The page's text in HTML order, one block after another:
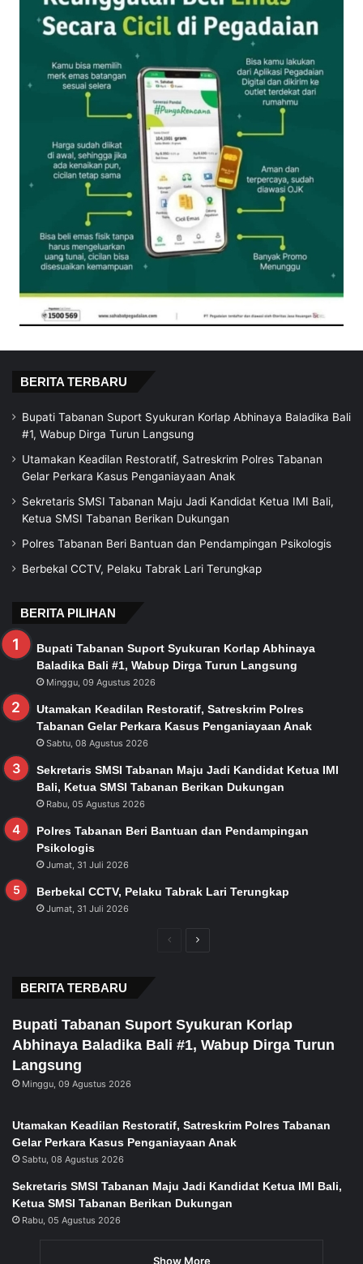
BERITA TERBARU
Bupati Tabanan Suport Syukuran Korlap Abhinaya Baladika Bali
#1, Wabup Dirga Turun Langsung
Utamakan Keadilan Restoratif, Satreskrim Polres Tabanan
Gelar Perkara Kasus Penganiayaan Anak
Sekretaris SMSI Tabanan Maju Jadi Kandidat Ketua IMI Bali,
Ketua SMSI Tabanan Berikan Dukungan
Polres Tabanan Beri Bantuan dan Pendampingan Psikologis
Berbekal CCTV, Pelaku Tabrak Lari Terungkap
BERITA PILIHAN
Bupati Tabanan Suport Syukuran Korlap Abhinaya
Baladika Bali #1, Wabup Dirga Turun Langsung
Minggu, 09 Agustus 2026
Utamakan Keadilan Restoratif, Satreskrim Polres
Tabanan Gelar Perkara Kasus Penganiayaan Anak
Sabtu, 08 Agustus 2026
Sekretaris SMSI Tabanan Maju Jadi Kandidat Ketua IMI
Bali, Ketua SMSI Tabanan Berikan Dukungan
Rabu, 05 Agustus 2026
Polres Tabanan Beri Bantuan dan Pendampingan
Psikologis
Jumat, 31 Juli 2026
Berbekal CCTV, Pelaku Tabrak Lari Terungkap
Jumat, 31 Juli 2026
PreviousNext
BERITA TERBARU
Bupati Tabanan Suport Syukuran Korlap
Abhinaya Baladika Bali #1, Wabup Dirga Turun
Langsung
Minggu, 09 Agustus 2026
Utamakan Keadilan Restoratif, Satreskrim Polres Tabanan
Gelar Perkara Kasus Penganiayaan Anak
Sabtu, 08 Agustus 2026
Sekretaris SMSI Tabanan Maju Jadi Kandidat Ketua IMI Bali,
Ketua SMSI Tabanan Berikan Dukungan
Rabu, 05 Agustus 2026
Show More